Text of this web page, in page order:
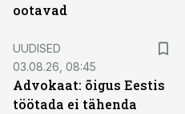
ootavad
UUDISED
03.08.26, 08:45
Advokaat: õigus Eestis
töötada ei tähenda